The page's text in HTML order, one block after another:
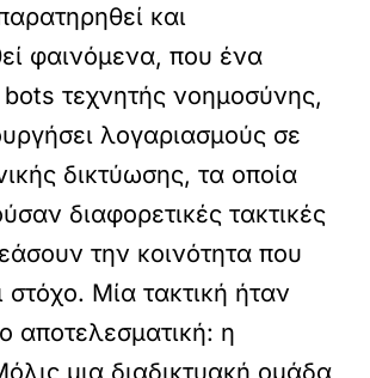
και
φαινόμενα, που ένα
τεχνητής νοημοσύνης,
λογαριασμούς σε
δικτύωσης, τα οποία
διαφορετικές τακτικές
την κοινότητα που
στόχο. Μία τακτική ήταν
αποτελεσματική: η
μια διαδικτυακή ομάδα